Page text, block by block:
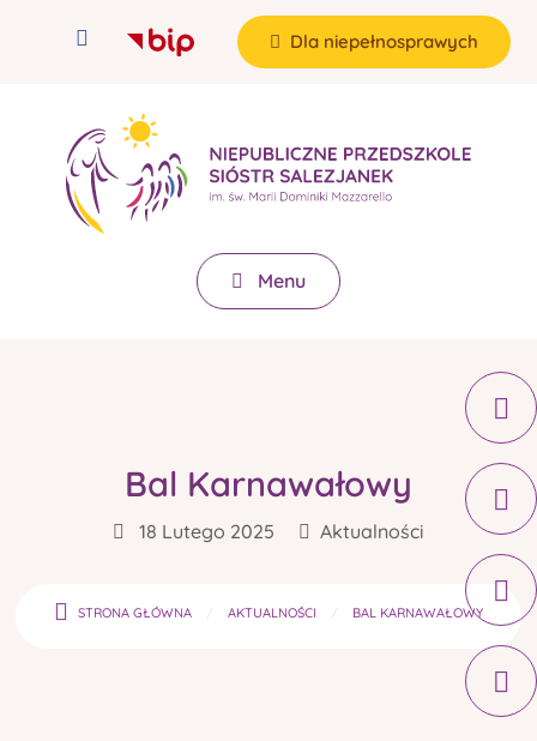
Dla niepełnosprawych
Menu
Bal Karnawałowy
18 Lutego 2025 Aktualności
STRONA GŁÓWNA AKTUALNOŚCI BAL KARNAWAŁOWY